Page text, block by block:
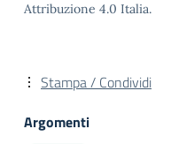
Attribuzione 4.0 Italia.
Stampa / Condividi
Argomenti